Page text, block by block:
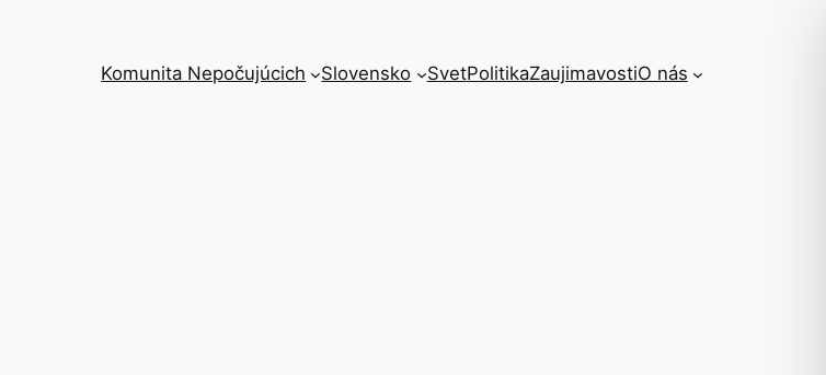
Komunita Nepočujúcich Slovensko SvetPolitikaZaujimavostiO nás